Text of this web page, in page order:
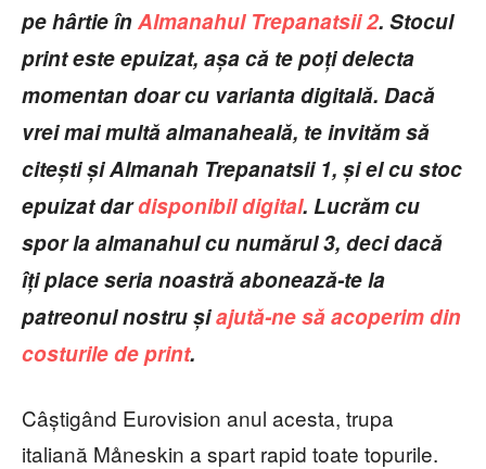
pe hârtie înAlmanahul Trepanatsii 2. Stocul
print este epuizat, așa că te poți delecta
momentan doar cu varianta digitală. Dacă
vrei mai multă almanaheală, te invităm să
citești și Almanah Trepanatsii 1, și el cu stoc
epuizat dardisponibil digital. Lucrăm cu
spor la almanahul cu numărul 3, deci dacă
îți place seria noastră abonează-te la
patreonul nostru șiajută-ne să acoperim din
costurile de print.
Câștigând Eurovision anul acesta, trupa
italiană Måneskin a spart rapid toate topurile.